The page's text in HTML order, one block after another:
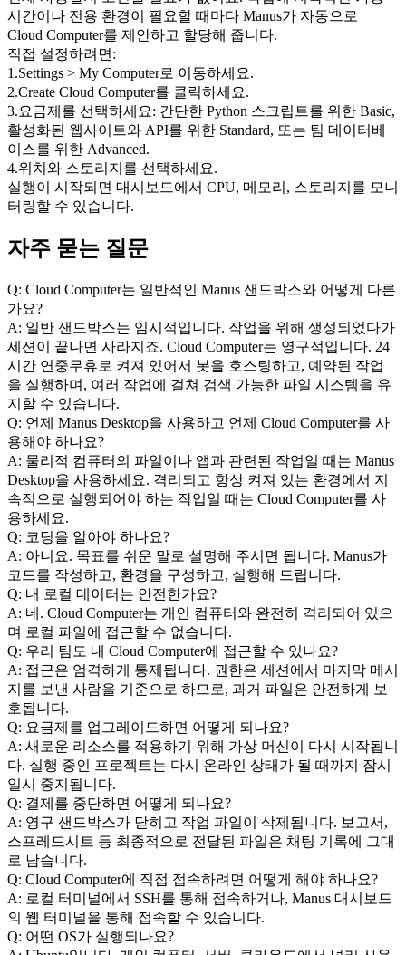
시간이나 전용 환경이 필요할 때마다 Manus가 자동으로
Cloud Computer를 제안하고 할당해 줍니다.
직접 설정하려면:
1 .Settings > My Computer로 이동하세요.
2.Create Cloud Computer를 클릭하세요.
3.요금제를 선택하세요: 간단한 Python 스크립트를 위한 Basic,
활성화된 웹사이트와 API를 위한 Standard, 또는 팀 데이터베
이스를 위한 Advanced.
4.위치와 스토리지를 선택하세요.
실행이 시작되면 대시보드에서 CPU, 메모리, 스토리지를 모니
터링할 수 있습니다.
자주 묻는 질문
Q: Cloud Computer는 일반적인 Manus 샌드박스와 어떻게 다른
가요?
A: 일반 샌드박스는 임시적입니다. 작업을 위해 생성되었다가
세션이 끝나면 사라지죠. Cloud Computer는 영구적입니다. 24
시간 연중무휴로 켜져 있어서 봇을 호스팅하고, 예약된 작업
을 실행하며, 여러 작업에 걸쳐 검색 가능한 파일 시스템을 유
지할 수 있습니다.
Q: 언제 Manus Desktop을 사용하고 언제 Cloud Computer를 사
용해야 하나요?
A: 물리적 컴퓨터의 파일이나 앱과 관련된 작업일 때는 Manus
Desktop을 사용하세요. 격리되고 항상 켜져 있는 환경에서 지
속적으로 실행되어야 하는 작업일 때는 Cloud Computer를 사
용하세요.
Q: 코딩을 알아야 하나요?
A: 아니요. 목표를 쉬운 말로 설명해 주시면 됩니다. Manus가
코드를 작성하고, 환경을 구성하고, 실행해 드립니다.
Q: 내 로컬 데이터는 안전한가요?
A: 네. Cloud Computer는 개인 컴퓨터와 완전히 격리되어 있으
며 로컬 파일에 접근할 수 없습니다.
Q: 우리 팀도 내 Cloud Computer에 접근할 수 있나요?
A: 접근은 엄격하게 통제됩니다. 권한은 세션에서 마지막 메시
지를 보낸 사람을 기준으로 하므로, 과거 파일은 안전하게 보
호됩니다.
Q: 요금제를 업그레이드하면 어떻게 되나요?
A: 새로운 리소스를 적용하기 위해 가상 머신이 다시 시작됩니
다. 실행 중인 프로젝트는 다시 온라인 상태가 될 때까지 잠시
일시 중지됩니다.
Q: 결제를 중단하면 어떻게 되나요?
A: 영구 샌드박스가 닫히고 작업 파일이 삭제됩니다. 보고서,
스프레드시트 등 최종적으로 전달된 파일은 채팅 기록에 그대
로 남습니다.
Q: Cloud Computer에 직접 접속하려면 어떻게 해야 하나요?
A: 로컬 터미널에서 SSH를 통해 접속하거나, Manus 대시보드
의 웹 터미널을 통해 접속할 수 있습니다.
Q: 어떤 OS가 실행되나요?